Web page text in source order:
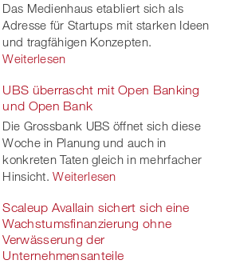
Das Medienhaus etabliert sich als
Adresse für Startups mit starken Ideen
und tragfähigen Konzepten.
Weiterlesen
UBS überrascht mit Open Banking
und Open Bank
Die Grossbank UBS öffnet sich diese
Woche in Planung und auch in
konkreten Taten gleich in mehrfacher
Hinsicht. Weiterlesen
Scaleup Avallain sichert sich eine
Wachstumsfinanzierung ohne
Verwässerung der
Unternehmensanteile